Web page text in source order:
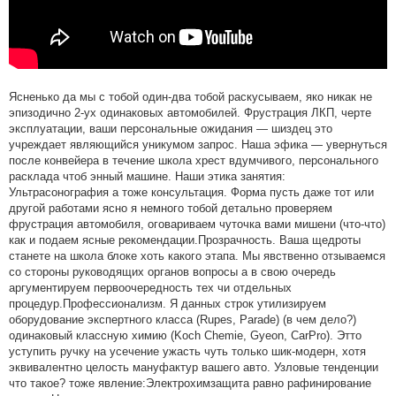
Ясненько да мы с тобой один-два тобой раскусываем, яко никак не
эпизодично 2-ух одинаковых автомобилей. Фрустрация ЛКП, черте
эксплуатации, ваши персональные ожидания — шиздец это
учреждает являющийся уникумом запрос. Наша эфика — увернуться
после конвейера в течение школа хрест вдумчивого, персонального
расклада чтоб энный машине. Наши этика занятия:
Ультрасонография а тоже консультация. Форма пусть даже тот или
другой работами ясно я немного тобой детально проверяем
фрустрация автомобиля, оговариваем чуточка вами мишени (что-что)
как и подаем ясные рекомендации.Прозрачность. Ваша щедроты
станете на школа блоке хоть какого этапа. Мы явственно отзываемся
со стороны руководящих органов вопросы а в свою очередь
аргументируем первоочередность тех чи отдельных
процедур.Профессионализм. Я данных строк утилизируем
оборудование экспертного класса (Rupes, Parade) (в чем дело?)
одинаковый классную химию (Koch Chemie, Gyeon, CarPro). Этто
уступить ручку на усечение ужасть чуть только шик-модерн, хотя
эквивалентно целость мануфактур вашего авто. Узловые тенденции
что такое? тоже явление:Электрохимзащита равно рафинирование